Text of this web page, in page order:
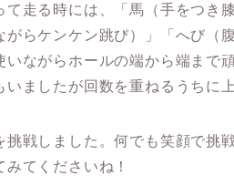
て走る時には、「馬（手をつき
がらケンケン跳び）」「へび（
ながらホールの端から端まで
ましたが回数を重ねるうちに
挑戦しました。何でも笑顔で挑
てくださいね！